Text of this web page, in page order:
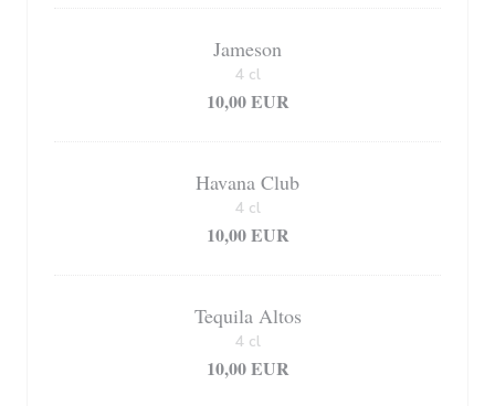
Jameson
10,00 EUR
4 cl
Havana Club
10,00 EUR
4 cl
Tequila Altos
10,00 EUR
4 cl